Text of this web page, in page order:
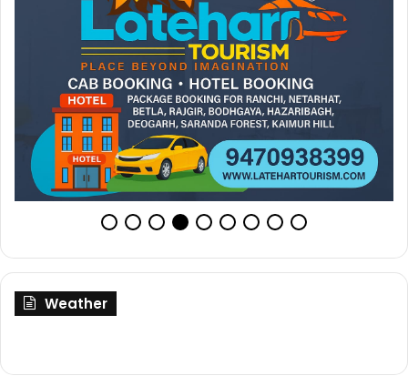
Weather